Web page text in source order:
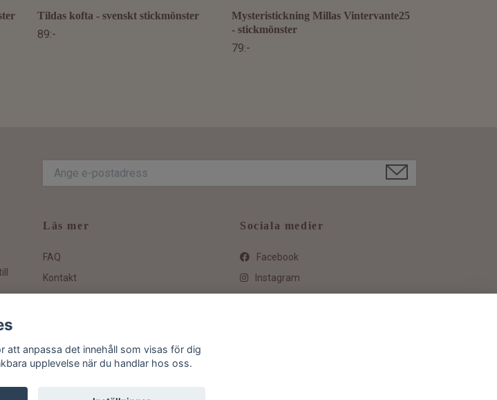
Tildas kofta - svenskt stickmönster
89:-
Mysteristickning Millas Vintervante25
- stickmönster
79:-
Läs mer
FAQ
Kontakt
Sociala medier
Facebook
Instagram
att anpassa det innehåll som visas för dig
upplevelse när du handlar hos oss.